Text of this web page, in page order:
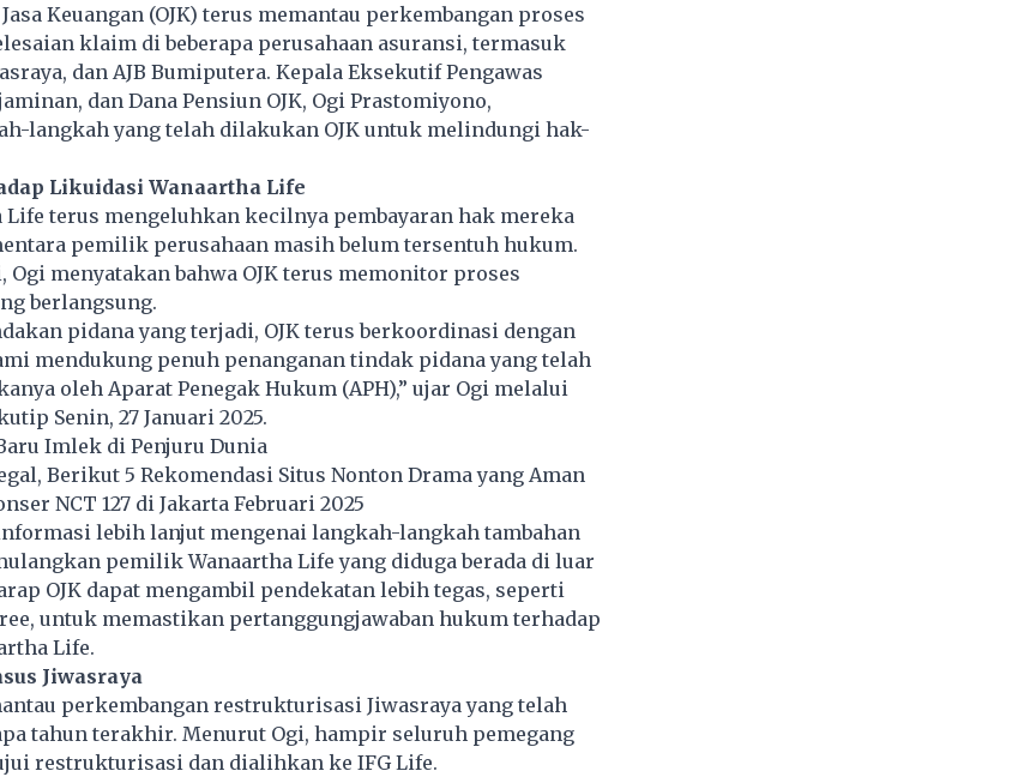
Keuangan (OJK) terus memantau perkembangan proses
klaim di beberapa perusahaan asuransi, termasuk
dan AJB Bumiputera. Kepala Eksekutif Pengawas
dan Dana Pensiun OJK, Ogi Prastomiyono,
langkah yang telah dilakukan OJK untuk melindungi hak-
Likuidasi Wanaartha Life
Life terus mengeluhkan kecilnya pembayaran hak mereka
pemilik perusahaan masih belum tersentuh hukum.
menyatakan bahwa OJK terus memonitor proses
berlangsung.
pidana yang terjadi, OJK terus berkoordinasi dengan
mendukung penuh penanganan tindak pidana yang telah
oleh Aparat Penegak Hukum (APH),” ujar Ogi melalui
Senin, 27 Januari 2025.
Imlek di Penjuru Dunia
Berikut 5 Rekomendasi Situs Nonton Drama yang Aman
NCT 127 di Jakarta Februari 2025
lebih lanjut mengenai langkah-langkah tambahan
pemilik Wanaartha Life yang diduga berada di luar
OJK dapat mengambil pendekatan lebih tegas, seperti
untuk memastikan pertanggungjawaban hukum terhadap
Life.
Jiwasraya
perkembangan restrukturisasi Jiwasraya yang telah
tahun terakhir. Menurut Ogi, hampir seluruh pemegang
restrukturisasi dan dialihkan ke IFG Life.